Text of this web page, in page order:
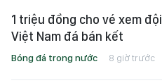
1 triệu đồng cho vé xem
Việt Nam đá bán kết
Bóng đá trong nước 8 giờ trước